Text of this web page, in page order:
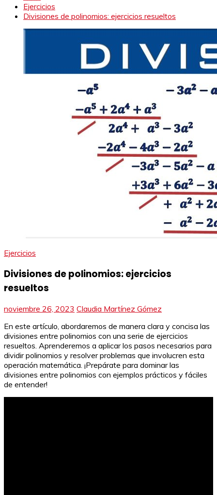
Ejercicios
Divisiones de polinomios: ejercicios resueltos
Ejercicios
Divisiones de polinomios: ejercicios
resueltos
noviembre 26, 2023 Claudia Martínez Gómez
En este artículo, abordaremos de manera clara y concisa las
divisiones entre polinomios con una serie de ejercicios
resueltos. Aprenderemos a aplicar los pasos necesarios para
dividir polinomios y resolver problemas que involucren esta
operación matemática. ¡Prepárate para dominar las
divisiones entre polinomios con ejemplos prácticos y fáciles
de entender!